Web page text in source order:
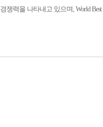
경쟁력을 나타내고 있으며, World Best